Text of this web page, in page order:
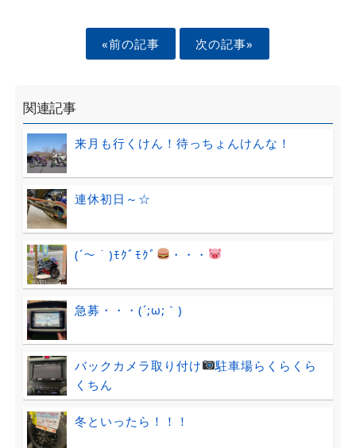
«前の記事 次の記事»
関連記事
来月も行くけん！待っちょんけんな！
連休初日～☆
(´～｀)ﾓｸﾞﾓｸﾞ ・・・
急募・・・(´;ω;｀)
バックカメラ取り付け
駐車場らくらくら
くちん
冬といったら！！！